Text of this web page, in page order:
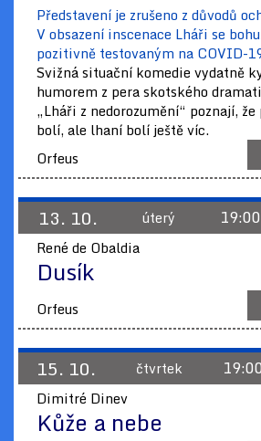
Představení je zrušeno z důvodů
V obsazení inscenace Lháři se
pozitivně testovaným na COVID-
Svižná situační komedie vydatně
humorem z pera skotského
„Lháři z nedorozumění“ poznají,
bolí, ale lhaní bolí ještě víc.
Orfeus
13. 10. úterý 19:00
René de Obaldia
Dusík
Orfeus
15. 10. čtvrtek 19:00
Dimitré Dinev
Kůže a nebe